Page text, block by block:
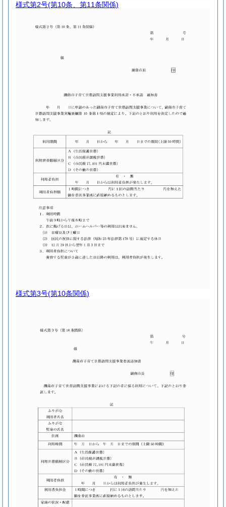
様式第2号(第10条、第11条関係)
様式第3号(第10条関係)